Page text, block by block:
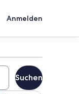
Anmelden
Suchen